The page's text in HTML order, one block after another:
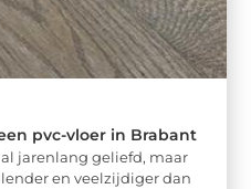
pvc-vloer in Brabant
jarenlang geliefd, maar
en veelzijdiger dan